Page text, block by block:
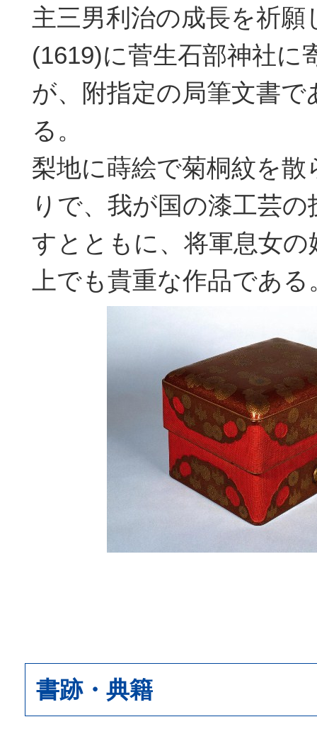
主三男利治の成長を祈願
(1619)に菅生石部神社に
が、附指定の局筆文書
る。
梨地に蒔絵で菊桐紋を散
りで、我が国の漆工芸
すとともに、将軍息女の
上でも貴重な作品である
書跡・典籍